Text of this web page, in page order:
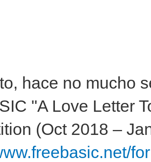
hace no mucho
"A Love Letter
(Oct 2018 –